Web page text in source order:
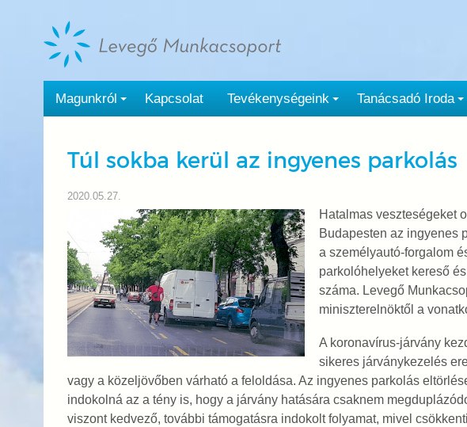
tartalomra
Magunkról Kapcsolat Tevékenységeink Tanácsadó Iroda
Túl sokba kerül az ingyenes parkolás
2020.05.27.
Hatalmas veszteségeket
Budapesten az ingyenes
a személyautó-forgalom
parkolóhelyeket kereső
száma. Levegő
miniszterelnöktől a
A koronavírus-járvány
sikeres járványkezelés
vagy a közeljövőben várható a feloldása. Az ingyenes parkolás
indokolná az a tény is, hogy a járvány hatására csaknem
viszont kedvező, további támogatásra indokolt folyamat, mivel